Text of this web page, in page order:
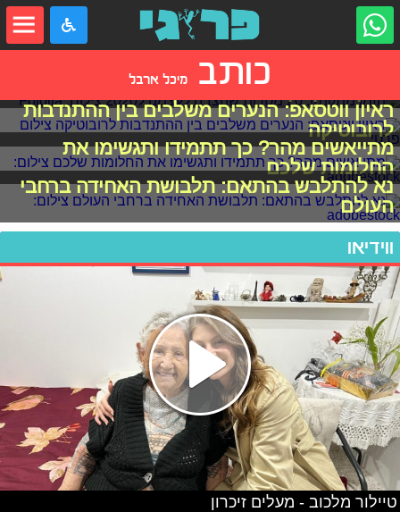
כותב מיכל ארבל
ראיון ווטסאפ: הנערים משלבים בין ההתנדבות
לרובוטיקה
מתייאשים מהר? כך תתמידו ותגשימו את
החלומות שלכם
נא להתלבש בהתאם: תלבושת האחידה ברחבי
העולם
ווידיאו
טיילור מלכוב - מעלים זיכרון